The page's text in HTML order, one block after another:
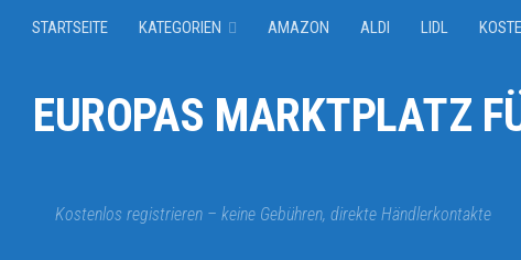
STARTSEITE KATEGORIEN AMAZON ALDI LIDL
EUROPAS MARKTPLATZ
Kostenlos registrieren – keine Gebühren, direkte Händlerkontakte